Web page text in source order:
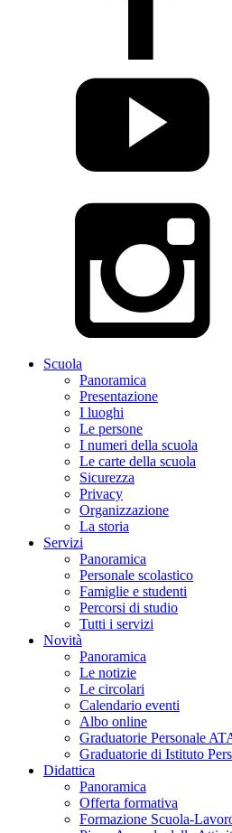
Scuola
Panoramica
Presentazione
I luoghi
Le persone
I numeri della scuola
Le carte della scuola
Sicurezza
Privacy
Organizzazione
La storia
Servizi
Panoramica
Personale scolastico
Famiglie e studenti
Percorsi di studio
Tutti i servizi
Novità
Panoramica
Le notizie
Le circolari
Calendario eventi
Albo online
Graduatorie Personale
Graduatorie di Istituto
Didattica
Panoramica
Offerta formativa
Formazione Scuola-